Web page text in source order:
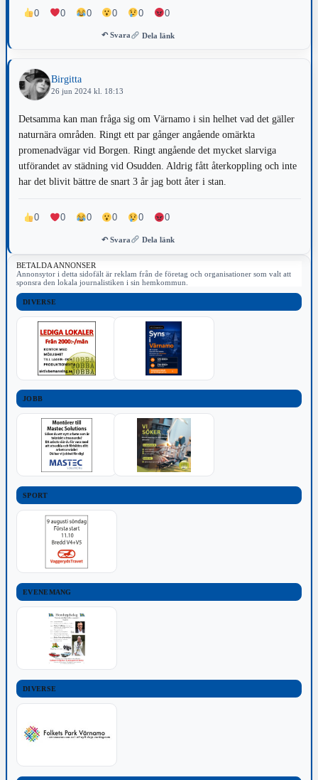
0 0 0 0 0 0
↶ Svara Dela länk
Birgitta
26 jun 2024 kl. 18:13
Detsamma kan man fråga sig om Värnamo i sin helhet vad det gäller
naturnära områden. Ringt ett par gånger angående omärkta
promenadvägar vid Borgen. Ringt angående det mycket slarviga
utförandet av städning vid Osudden. Aldrig fått återkoppling och inte
har det blivit bättre de snart 3 år jag bott åter i stan.
0 0 0 0 0 0
↶ Svara Dela länk
BETALDA ANNONSER
Annonsytor i detta sidofält är reklam från de företag och organisationer som valt att
sponsra den lokala journalistiken i sin hemkommun.
DIVERSE
JOBB
SPORT
EVENEMANG
DIVERSE